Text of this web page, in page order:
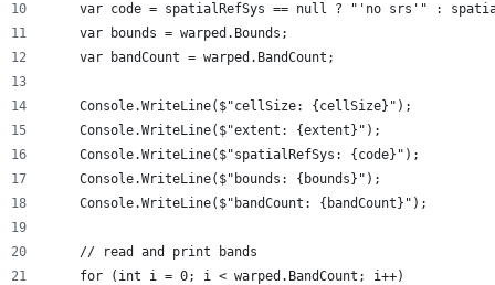
var code = spatialRefSys == null ? "'no srs'" :
    var bounds = warped.Bounds;
    var bandCount = warped.BandCount;
    Console.WriteLine($"cellSize: {cellSize}");
    Console.WriteLine($"extent: {extent}");
    Console.WriteLine($"spatialRefSys: {code}");
    Console.WriteLine($"bounds: {bounds}");
    Console.WriteLine($"bandCount: {bandCount}");
    // read and print bands
    for (int i = 0; i < warped.BandCount; i++)